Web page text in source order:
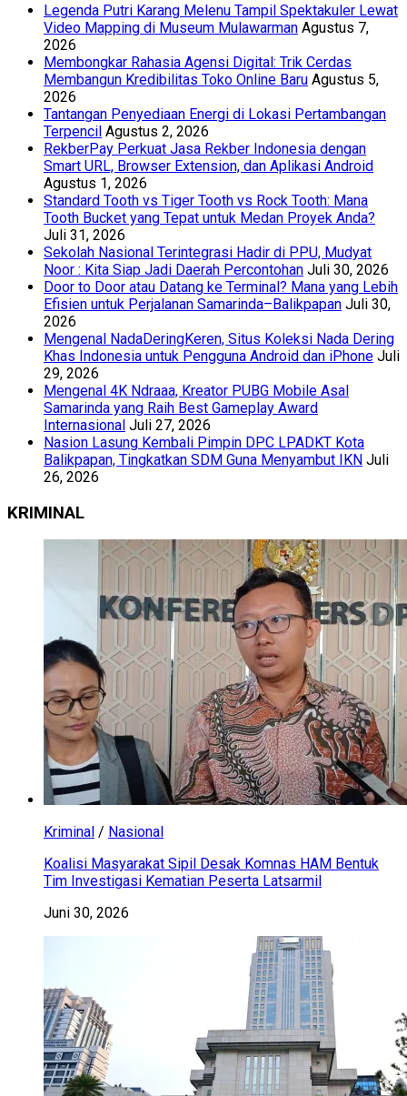
Legenda Putri Karang Melenu Tampil Spektakuler Lewat
Video Mapping di Museum Mulawarman Agustus 7,
2026
Membongkar Rahasia Agensi Digital: Trik Cerdas
Membangun Kredibilitas Toko Online Baru Agustus 5,
2026
Tantangan Penyediaan Energi di Lokasi Pertambangan
Terpencil Agustus 2, 2026
RekberPay Perkuat Jasa Rekber Indonesia dengan
Smart URL, Browser Extension, dan Aplikasi Android
Agustus 1, 2026
Standard Tooth vs Tiger Tooth vs Rock Tooth: Mana
Tooth Bucket yang Tepat untuk Medan Proyek Anda?
Juli 31, 2026
Sekolah Nasional Terintegrasi Hadir di PPU, Mudyat
Noor : Kita Siap Jadi Daerah Percontohan Juli 30, 2026
Door to Door atau Datang ke Terminal? Mana yang Lebih
Efisien untuk Perjalanan Samarinda–Balikpapan Juli 30,
2026
Mengenal NadaDeringKeren, Situs Koleksi Nada Dering
Khas Indonesia untuk Pengguna Android dan iPhone Juli
29, 2026
Mengenal 4K Ndraaa, Kreator PUBG Mobile Asal
Samarinda yang Raih Best Gameplay Award
Internasional Juli 27, 2026
Nasion Lasung Kembali Pimpin DPC LPADKT Kota
Balikpapan, Tingkatkan SDM Guna Menyambut IKN Juli
26, 2026
KRIMINAL
Kriminal / Nasional
Koalisi Masyarakat Sipil Desak Komnas HAM Bentuk
Tim Investigasi Kematian Peserta Latsarmil
Juni 30, 2026